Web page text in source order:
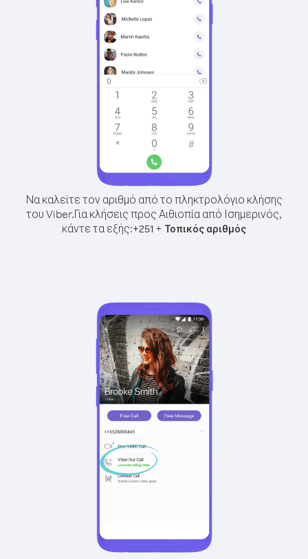
Να καλείτε τον αριθμό από το πληκτρολόγιο κλήσης
του Viber.Για κλήσεις προς Αιθιοπία από Ισημερινός,
κάντε τα εξής:+251 + Τοπικός αριθμός